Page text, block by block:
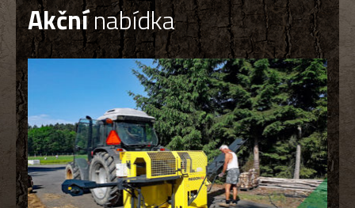
Akčnínabídka